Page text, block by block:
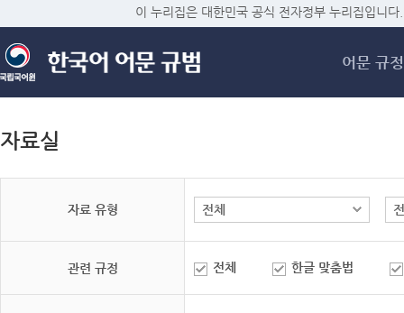
메
이 누리집은 대한민국 공식 전자정부 누리집입니다.
어문 규정
자료실
자료 유형
관련 규정 전체 한글 맞춤법